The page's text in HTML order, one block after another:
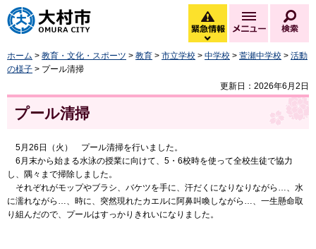
大村市
緊急情報
緊急情報を開く
メニュー
ホーム > 教育・文化・スポーツ > 教育 > 市立学校 > 中学校 > 萱瀬中学校 > 活動
の様子 > プール清掃
更新日：2026年6月2日
プール清掃
5月26日（火） プール清掃を行いました。
6月末から始まる水泳の授業に向けて、5・6校時を使って全校生徒で協力
し、隅々まで掃除しました。
それぞれがモップやブラシ、バケツを手に、汗だくになりなりながら…、水
に濡れながら…、時に、突然現れたカエルに阿鼻叫喚しながら…、一生懸命取
り組んだので、プールはすっかりきれいになりました。